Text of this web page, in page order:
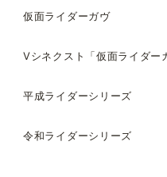
仮面ライダーガヴ
Vシネクスト「仮面ライダー
平成ライダーシリーズ
令和ライダーシリーズ